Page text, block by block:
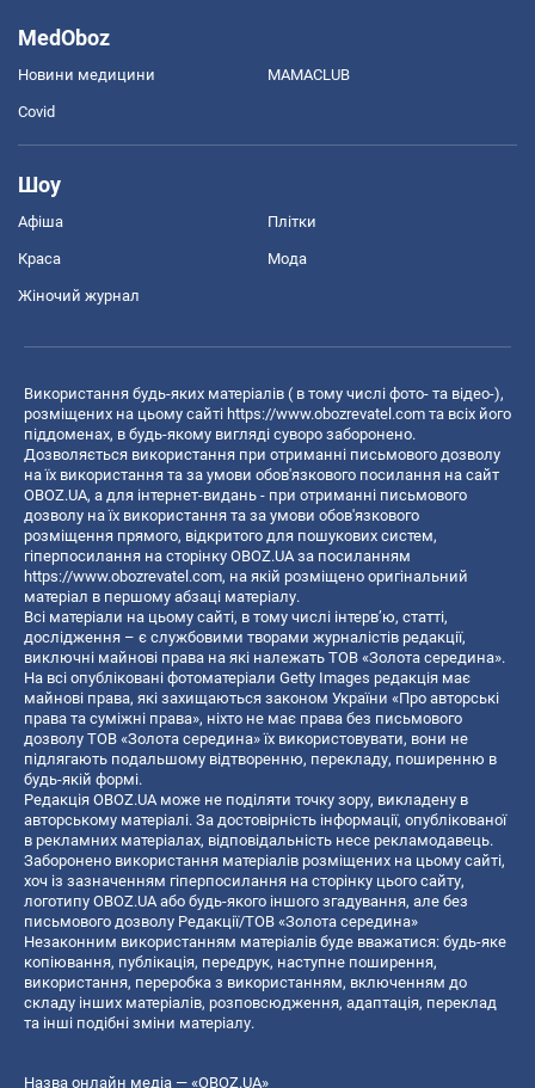
MedOboz
Новини медицини MAMACLUB
Covid
Шоу
Афіша Плітки
Краса Мода
Жіночий журнал
Використання будь-яких матеріалів ( в тому числі фото- та відео-),
розміщених на цьому сайті https://www.obozrevatel.com та всіх його
піддоменах, в будь-якому вигляді суворо заборонено.
Дозволяється використання при отриманні письмового дозволу
на їх використання та за умови обов'язкового посилання на сайт
OBOZ.UA, а для інтернет-видань - при отриманні письмового
дозволу на їх використання та за умови обов'язкового
розміщення прямого, відкритого для пошукових систем,
гіперпосилання на сторінку OBOZ.UA за посиланням
https://www.obozrevatel.com, на якій розміщено оригінальний
матеріал в першому абзаці матеріалу.
Всі матеріали на цьому сайті, в тому числі інтерв’ю, статті,
дослідження – є службовими творами журналістів редакції,
виключні майнові права на які належать ТОВ «Золота середина».
На всі опубліковані фотоматеріали Getty Images редакція має
майнові права, які захищаються законом України «Про авторські
права та суміжні права», ніхто не має права без письмового
дозволу ТОВ «Золота середина» їх використовувати, вони не
підлягають подальшому відтворенню, перекладу, поширенню в
будь-якій формі.
Редакція OBOZ.UA може не поділяти точку зору, викладену в
авторському матеріалі. За достовірність інформації, опублікованої
в рекламних матеріалах, відповідальність несе рекламодавець.
Заборонено використання матеріалів розміщених на цьому сайті,
хоч із зазначенням гіперпосилання на сторінку цього сайту,
логотипу OBOZ.UA або будь-якого іншого згадування, але без
письмового дозволу Редакції/ТОВ «Золота середина»
Незаконним використанням матеріалів буде вважатися: будь-яке
копiювання, публiкацiя, передрук, наступне поширення,
використання, переробка з використанням, включенням до
складу інших матеріалів, розповсюдження, адаптація, переклад
та інші подібні зміни матеріалу.
Назва онлайн медіа — «OBOZ.UA»